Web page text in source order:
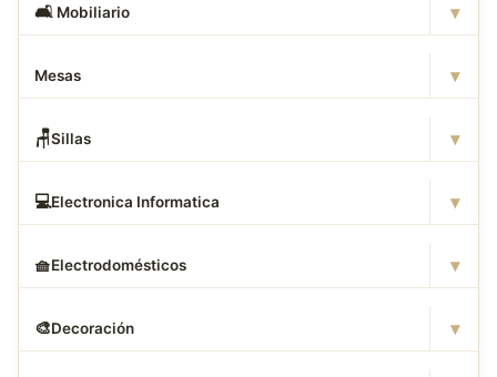
🛋 ️ Mobiliario ▾
Mesas ▾
🪑Sillas ▾
💻Electronica Informatica ▾
🧺Electrodomésticos ▾
🎨Decoración ▾